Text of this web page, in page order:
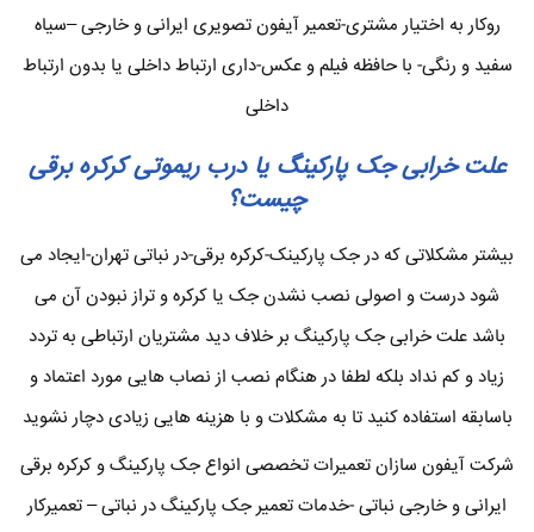
روکار به اختیار مشتری-تعمیر آیفون تصویری ایرانی و خارجی –سیاه
سفید و رنگی- با حافظه فیلم و عکس-داری ارتباط داخلی یا بدون ارتباط
داخلی
علت خرابی جک پارکینگ یا درب ریموتی کرکره برقی
چیست؟
بیشتر مشکلاتی که در جک پارکینک-کرکره برقی-در نباتی تهران-ایجاد می
شود درست و اصولی نصب نشدن جک یا کرکره و تراز نبودن آن می
باشد علت خرابی جک پارکینگ بر خلاف دید مشتریان ارتباطی به تردد
زیاد و کم نداد بلکه لطفا در هنگام نصب از نصاب هایی مورد اعتماد و
باسابقه استفاده کنید تا به مشکلات و با هزینه هایی زیادی دچار نشوید
شرکت آیفون سازان تعمیرات تخصصی انواع جک پارکینگ و کرکره برقی
ایرانی و خارجی نباتی -خدمات تعمیر جک پارکینگ در نباتی – تعمیرکار